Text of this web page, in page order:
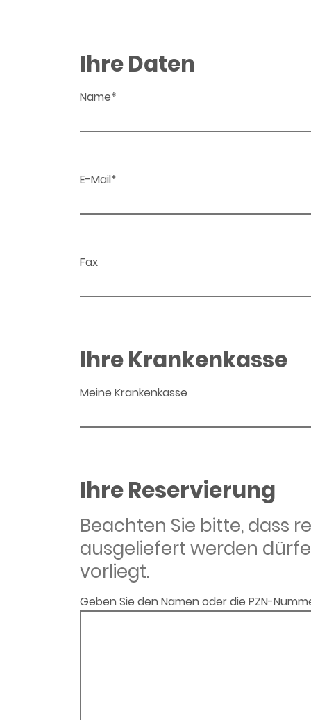
Ihre Daten
Name*
E-Mail*
Fax
Ihre Krankenkasse
Meine Krankenkasse
Ihre Reservierung
Beachten Sie bitte, dass
ausgeliefert werden
vorliegt.
Geben Sie den Namen oder die PZN-